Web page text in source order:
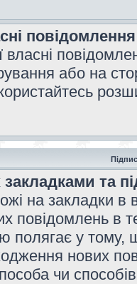
або на
та
на закладки
повідомлень в
полягає у
нових
чи